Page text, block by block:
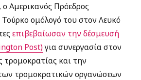
Αμερικανός Πρόεδρος
ομόλογό του στον Λευκό
επιβεβαίωσαν την δέσμευσή
Post)για συνεργασία στον
τρομοκρατίας και την
τρομοκρατικών οργανώσεων